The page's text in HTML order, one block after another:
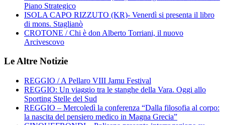
Piano Strategico
ISOLA CAPO RIZZUTO (KR)- Venerdì si presenta il libro
di mons. Staglianò
CROTONE / Chi è don Alberto Torriani, il nuovo
Arcivescovo
Le Altre Notizie
REGGIO / A Pellaro VIII Jamu Festival
REGGIO: Un viaggio tra le stanghe della Vara. Oggi allo
Sporting Stelle del Sud
REGGIO – Mercoledì la conferenza “Dalla filosofia al corpo:
la nascita del pensiero medico in Magna Grecia”